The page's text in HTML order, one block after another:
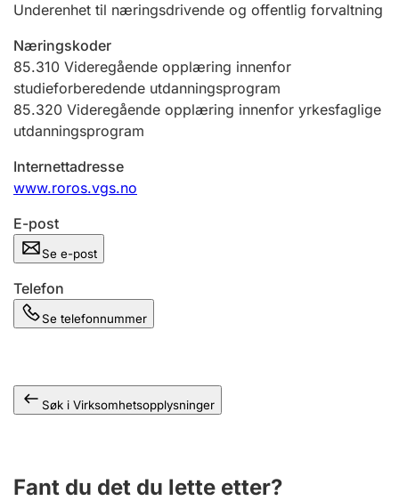
Underenhet til næringsdrivende og offentlig forvaltning
Næringskoder
85.310 Videregående opplæring innenfor
studieforberedende utdanningsprogram
85.320 Videregående opplæring innenfor yrkesfaglige
utdanningsprogram
Internettadresse
www.roros.vgs.no
E-post
Se e-post
Telefon
Se telefonnummer
Søk i Virksomhetsopplysninger
Fant du det du lette etter?